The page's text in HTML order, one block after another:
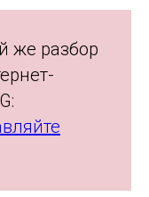
же разбор